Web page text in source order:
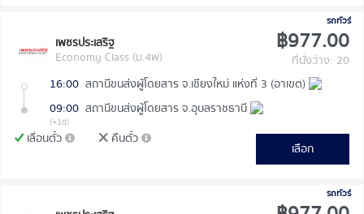
รถทัวร์
เพชรประเสริฐ
Economy Class (ม.4พ)
฿977.00
ที่นั่งว่าง: 20
16:00 สถานีขนส่งผู้โดยสาร จ.เชียงใหม่ แห่งที่ 3 (อาเขต)
09:00 สถานีขนส่งผู้โดยสาร จ.อุบลราชธานี
(+1d)
เลื่อนตั๋ว คืนตั๋ว
เลือก
รถทัวร์